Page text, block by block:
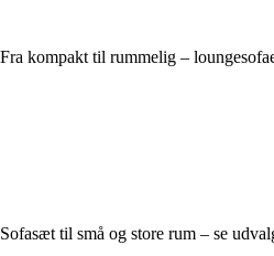
Fra kompakt til rummelig –
Sofasæt til små og store rum – se